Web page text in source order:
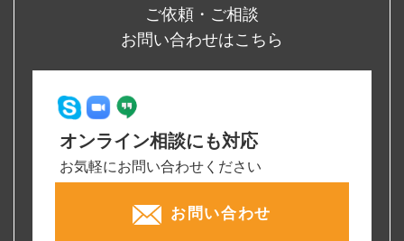
ご依頼・ご相談
お問い合わせはこちら
オンライン相談にも対応
お気軽にお問い合わせください
お問い合わせ